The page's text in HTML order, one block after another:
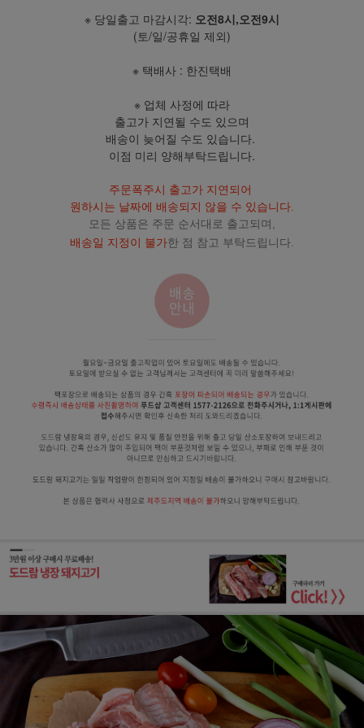
※ 당일출고 마감시각: 오전8시,오전9시
(토/일/공휴일 제외)
※ 택배사 : 한진택배
※ 업체 사정에 따라
출고가 지연될 수도 있으며
배송이 늦어질 수도 있습니다.
이점 미리 양해부탁드립니다.
주문폭주시 출고가 지연되어
원하시는 날짜에 배송되지 않을 수 있습니다.
모든 상품은 주문 순서대로 출고되며,
배송일 지정이 불가한 점 참고 부탁드립니다.